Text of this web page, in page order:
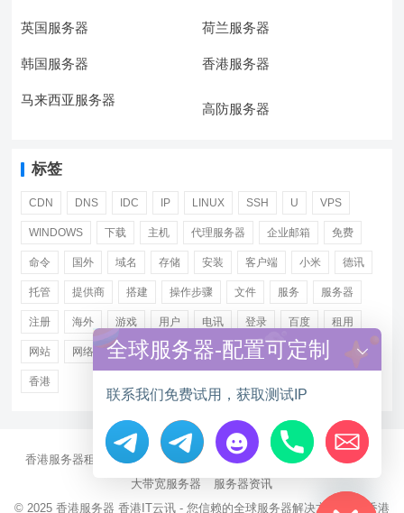
英国服务器 荷兰服务器
韩国服务器 香港服务器
马来西亚服务器
高防服务器
标签
CDN DNS IDC IP LINUX SSH U VPS
WINDOWS 下载 主机 代理服务器 企业邮箱 免费
命令 国外 域名 存储 安装 客户端 小米 德讯
托管 提供商 搭建 操作步骤 文件 服务 服务器
注册 海外 游戏 用户 电讯 登录 百度 租用
网站 网络 腾讯 虚拟主机 证书 配置 阿里
香港
香港服务器租用 海外CN2服务器 站群多IP服务器
海外云服务器
大带宽服务器
服务器资讯
© 2025 香港服务器 香港IT云讯 - 您信赖的全球服务器解决方案伙伴 香港
Hide chaty
全球服务器-配置可定制
联系我们免费试用，获取测试IP